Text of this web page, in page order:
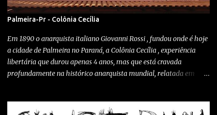
Noise/indie/industrial de Monurb 116 , calando o público da
bodega. El Vertedero toca (o horror) Eskorbuto! ............... Os
para atrapalhar sua navegação, sem conteúdo pago, sem
algoritmos manipulando o que você vê...
Palmeira-Pr - Colônia Cecília
Em 1890 o anarquista italiano Giovanni Rossi , fundou onde é hoje
a cidade de Palmeira no Paraná, a Colônia Cecília , experiência
libertária que durou apenas 4 anos, mas que está cravada
profundamente na histórico anarquista mundial, relatada em
como " Colônia Cecília - Um pouco de ideal e polenta " de Renata